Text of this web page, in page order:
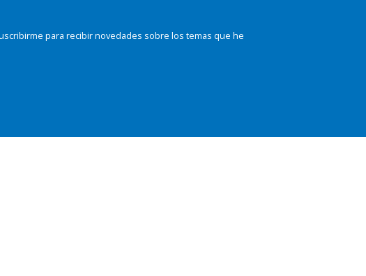
para recibir novedades sobre los temas que he